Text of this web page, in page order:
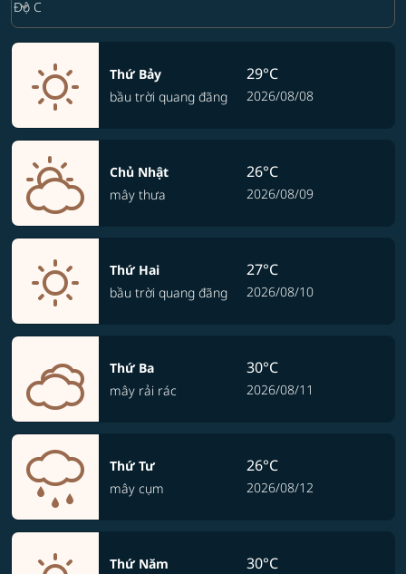
Độ C
keyboard_arrow_down
Thứ Bảy
bầu trời quang đãng
29°C
2026/08/08
Chủ Nhật
mây thưa
26°C
2026/08/09
Thứ Hai
bầu trời quang đãng
27°C
2026/08/10
Thứ Ba
mây rải rác
30°C
2026/08/11
Thứ Tư
mây cụm
26°C
2026/08/12
Thứ Năm
30°C